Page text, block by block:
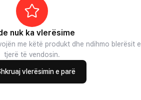
nuk ka vlerësime
me këtë produkt dhe ndihmo blerësit e
tjerë të vendosin.
vlerësimin e parë